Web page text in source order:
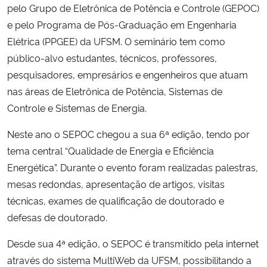
Gabinete de Segurança Institucional
Advocacia-Geral da União
Banco Central do Brasil
pelo Grupo de Eletrônica de Potência e Controle (GEPOC)
e pelo Programa de Pós-Graduação em Engenharia
Elétrica (PPGEE) da UFSM. O seminário tem como
público-alvo estudantes, técnicos, professores,
pesquisadores, empresários e engenheiros que atuam
nas áreas de Eletrônica de Potência, Sistemas de
Controle e Sistemas de Energia.
Neste ano o SEPOC chegou a sua 6ª edição, tendo por
tema central “Qualidade de Energia e Eficiência
Energética”. Durante o evento foram realizadas palestras,
mesas redondas, apresentação de artigos, visitas
técnicas, exames de qualificação de doutorado e
defesas de doutorado.
Desde sua 4ª edição, o SEPOC é transmitido pela internet
através do sistema MultiWeb da UFSM, possibilitando a